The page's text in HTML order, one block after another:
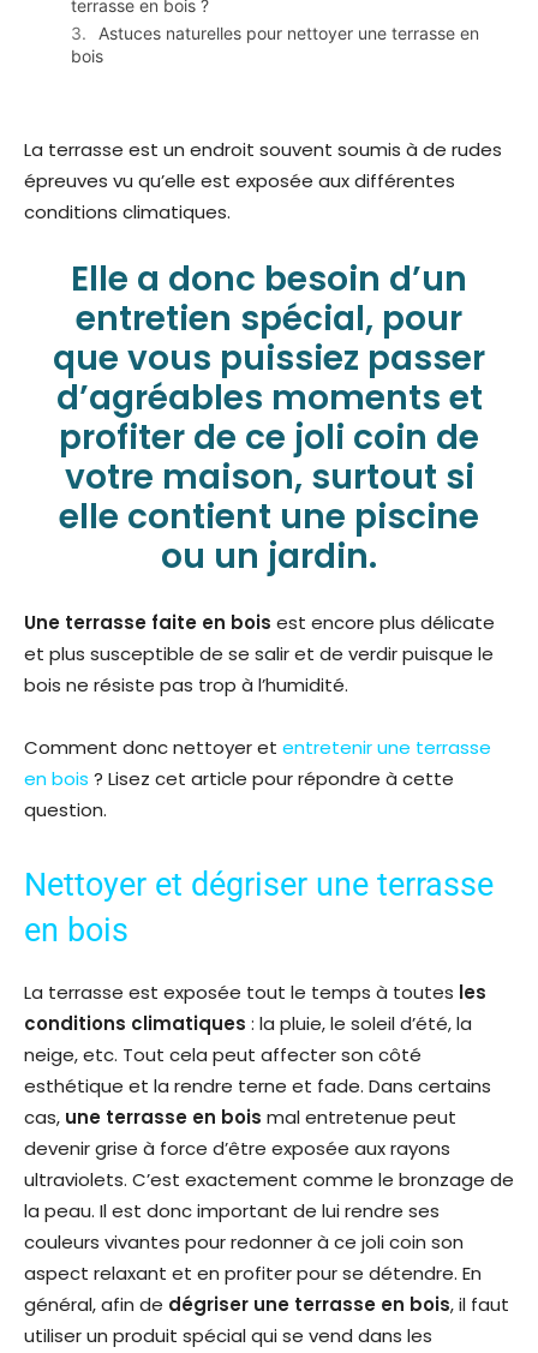
terrasse en bois ?
Astuces naturelles pour nettoyer une terrasse en
bois
La terrasse est un endroit souvent soumis à de rudes
épreuves vu qu’elle est exposée aux différentes
conditions climatiques.
Elle a donc besoin d’un
entretien spécial, pour
que vous puissiez passer
d’agréables moments et
profiter de ce joli coin de
votre maison, surtout si
elle contient une piscine
ou un jardin.
Une terrasse faite en bois est encore plus délicate
et plus susceptible de se salir et de verdir puisque le
bois ne résiste pas trop à l’humidité.
Comment donc nettoyer et entretenir une terrasse
en bois ? Lisez cet article pour répondre à cette
question.
Nettoyer et dégriser une terrasse
en bois
La terrasse est exposée tout le temps à toutes les
conditions climatiques : la pluie, le soleil d’été, la
neige, etc. Tout cela peut affecter son côté
esthétique et la rendre terne et fade. Dans certains
cas, une terrasse en bois mal entretenue peut
devenir grise à force d’être exposée aux rayons
ultraviolets. C’est exactement comme le bronzage de
la peau. Il est donc important de lui rendre ses
couleurs vivantes pour redonner à ce joli coin son
aspect relaxant et en profiter pour se détendre. En
général, afin de dégriser une terrasse en bois, il faut
utiliser un produit spécial qui se vend dans les